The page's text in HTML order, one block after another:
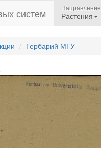
систем Направление
Растения
Гербарий МГУ